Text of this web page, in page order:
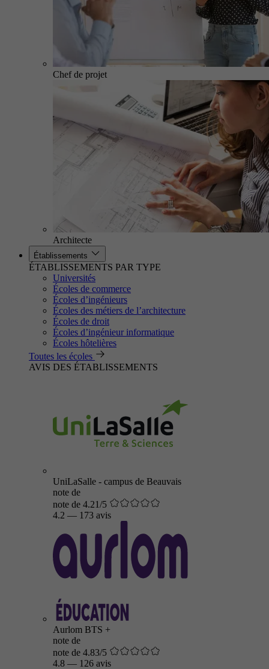
Chef de projet
Architecte
Établissements
ÉTABLISSEMENTS PAR TYPE
Universités
Écoles de commerce
Écoles d’ingénieurs
Écoles des métiers de l’architecture
Écoles de droit
Écoles d’ingénieur informatique
Écoles hôtelières
Toutes les écoles
AVIS DES ÉTABLISSEMENTS
UniLaSalle - campus de Beauvais
note de
note de 4.21/5
4.2 — 173 avis
Aurlom BTS +
note de
note de 4.83/5
4.8 — 126 avis